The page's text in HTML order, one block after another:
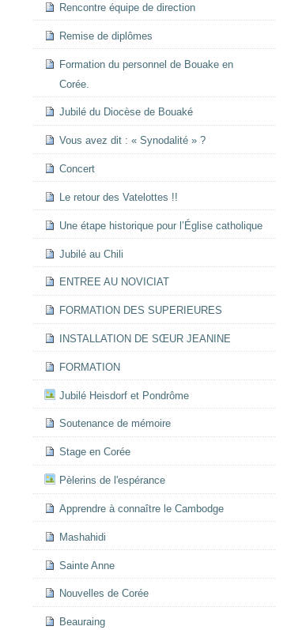
Rencontre équipe de direction
Remise de diplômes
Formation du personnel de Bouake en
Corée.
Jubilé du Diocèse de Bouaké
Vous avez dit : « Synodalité » ?
Concert
Le retour des Vatelottes !!
Une étape historique pour l’Église catholique
Jubilé au Chili
ENTREE AU NOVICIAT
FORMATION DES SUPERIEURES
INSTALLATION DE SŒUR JEANINE
FORMATION
Jubilé Heisdorf et Pondrôme
Soutenance de mémoire
Stage en Corée
Pèlerins de l'espérance
Apprendre à connaître le Cambodge
Mashahidi
Sainte Anne
Nouvelles de Corée
Beauraing